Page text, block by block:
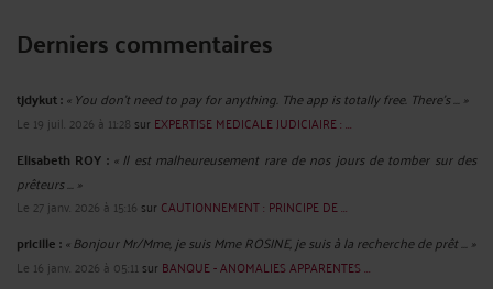
Derniers commentaires
tjdykut :« You don’t need to pay for anything. The app is totally free. There’s ... »
Le 19 juil. 2026 à 11:28 sur EXPERTISE MEDICALE JUDICIAIRE : ...
Elisabeth ROY : « Il est malheureusement rare de nos jours de tomber sur des
prêteurs ... »
Le 27 janv. 2026 à 15:16 sur CAUTIONNEMENT : PRINCIPE DE ...
pricille :« Bonjour Mr/Mme, je suis Mme ROSINE, je suis à la recherche de prêt ... »
Le 16 janv. 2026 à 05:11 sur BANQUE - ANOMALIES APPARENTES ...